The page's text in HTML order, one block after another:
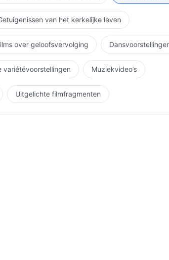
van het kerkelijke leven
over geloofsvervolging
variétévoorstellingen Muziekvideo’s
Uitgelichte filmfragmenten